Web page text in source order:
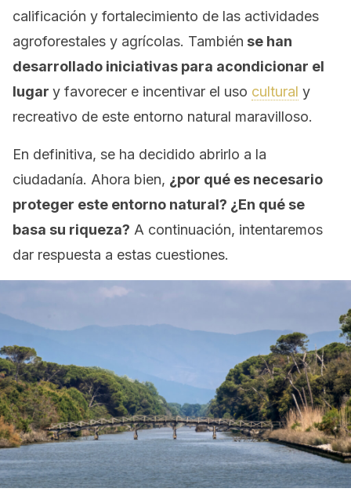
calificación y fortalecimiento de las actividades
agroforestales y agrícolas. También se han
desarrollado iniciativas para acondicionar el
lugar y favorecer e incentivar el uso cultural y
recreativo de este entorno natural maravilloso.
En definitiva, se ha decidido abrirlo a la
ciudadanía. Ahora bien, ¿por qué es necesario
proteger este entorno natural? ¿En qué se
basa su riqueza? A continuación, intentaremos
dar respuesta a estas cuestiones.